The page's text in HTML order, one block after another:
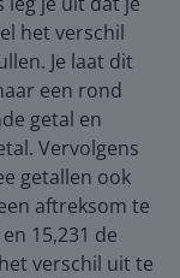
het verschil
Je laat dit
een rond
getal en
Vervolgens
getallen ook
aftreksom te
15,231 de
verschil uit te